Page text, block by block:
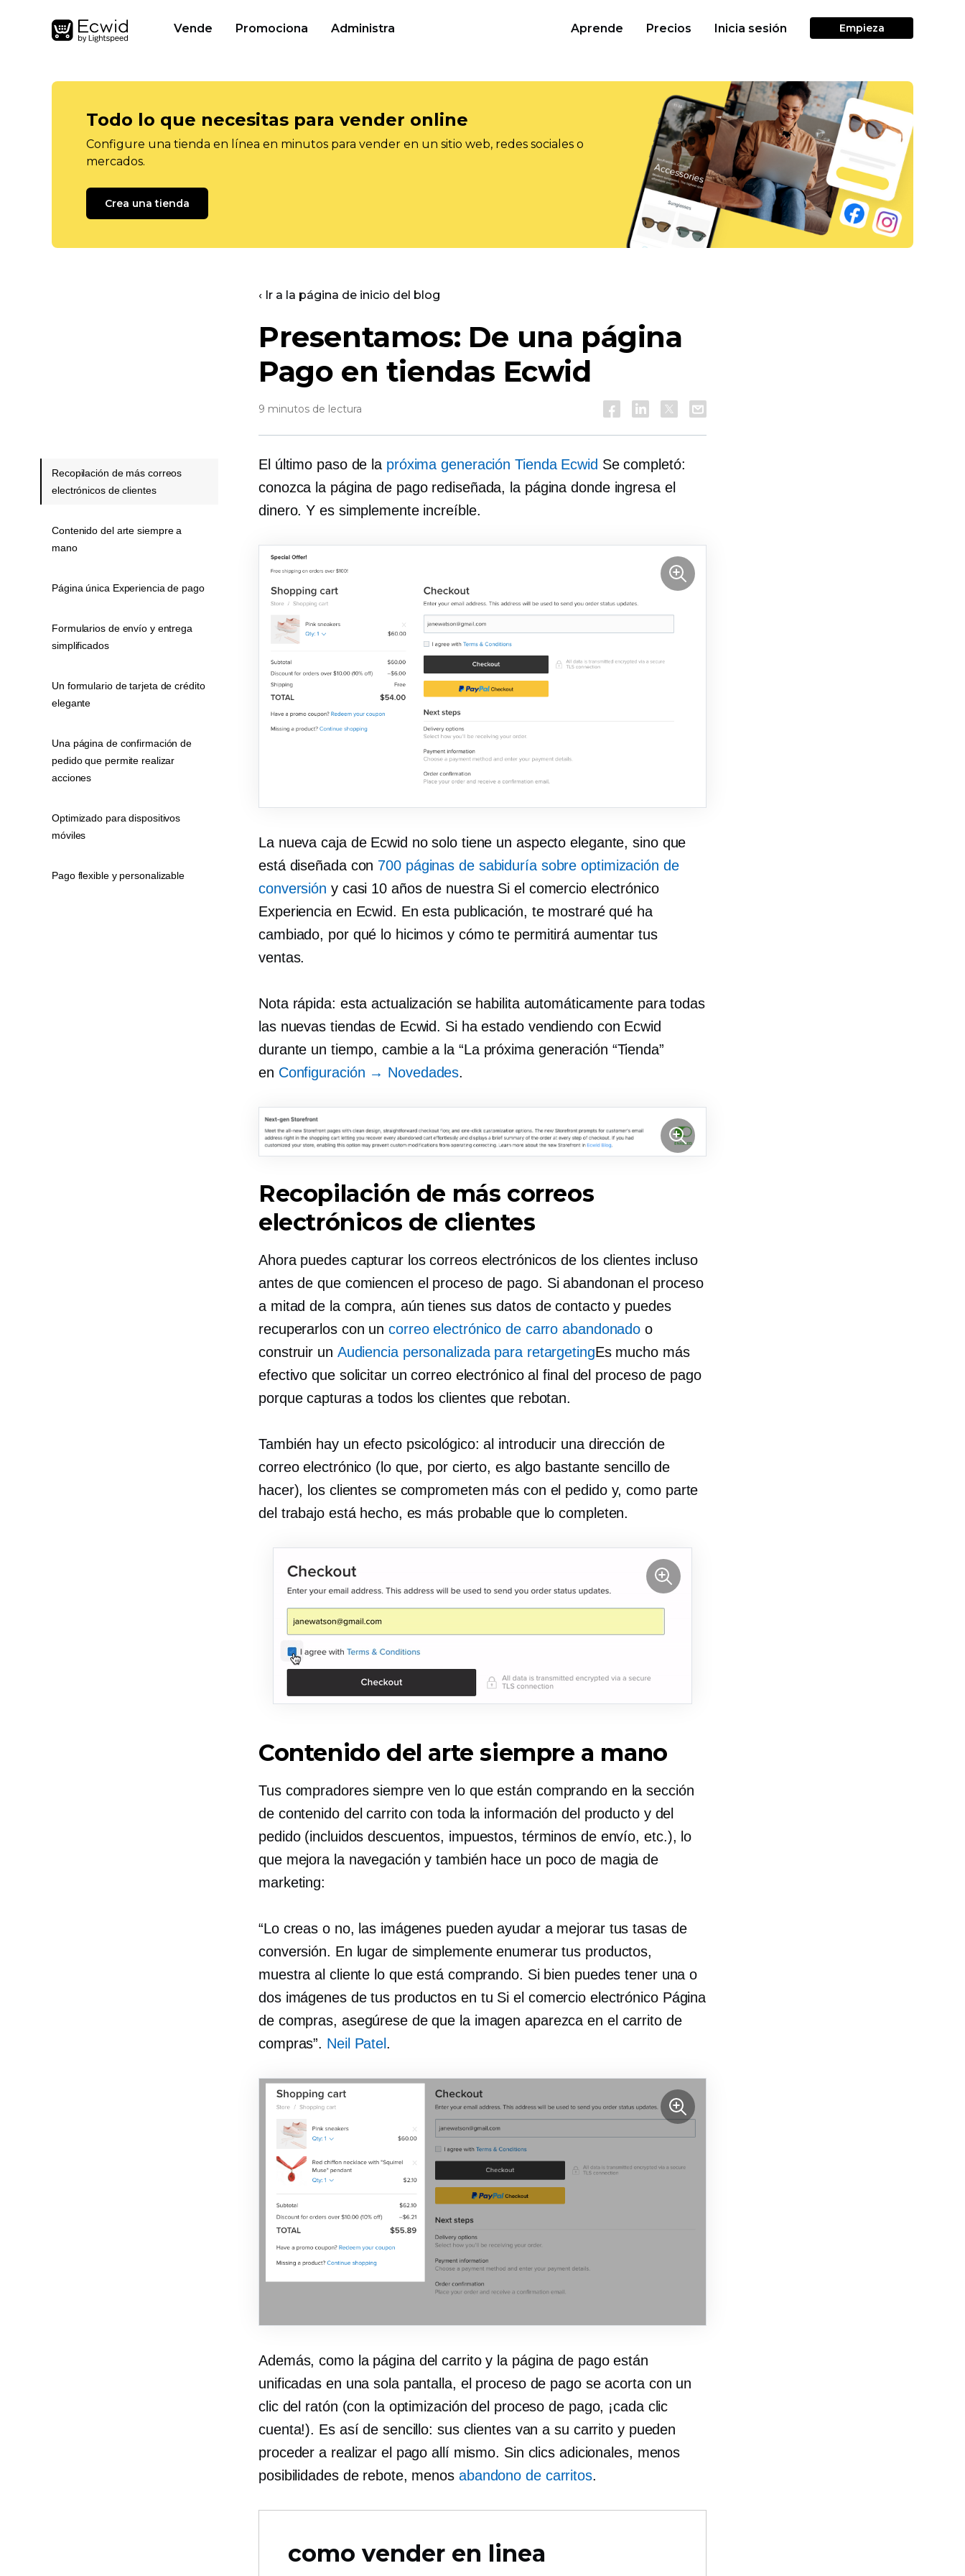
Vende Promociona Administra Aprende Precios Inicia sesión Empieza
Todo lo que necesitas para vender online
Configure una tienda en línea en minutos para vender en un sitio web, redes sociales o
mercados.
Crea una tienda
‹ Ir a la página de inicio del blog
Presentamos: De una página
Pago en tiendas Ecwid
9 minutos de lectura
El último paso de la próxima generación Tienda Ecwid Se completó:
conozca la página de pago rediseñada, la página donde ingresa el
dinero. Y es simplemente increíble.
La nueva caja de Ecwid no solo tiene un aspecto elegante, sino que
está diseñada con 700 páginas de sabiduría sobre optimización de
conversión y casi 10 años de nuestra Si el comercio electrónico
Experiencia en Ecwid. En esta publicación, te mostraré qué ha
cambiado, por qué lo hicimos y cómo te permitirá aumentar tus
ventas.
Nota rápida: esta actualización se habilita automáticamente para todas
las nuevas tiendas de Ecwid. Si ha estado vendiendo con Ecwid
durante un tiempo, cambie a la “La próxima generación “Tienda”
en Configuración → Novedades.
Recopilación de más correos
electrónicos de clientes
Ahora puedes capturar los correos electrónicos de los clientes incluso
antes de que comiencen el proceso de pago. Si abandonan el proceso
a mitad de la compra, aún tienes sus datos de contacto y puedes
recuperarlos con un correo electrónico de carro abandonado o
construir un Audiencia personalizada para retargetingEs mucho más
efectivo que solicitar un correo electrónico al final del proceso de pago
porque capturas a todos los clientes que rebotan.
También hay un efecto psicológico: al introducir una dirección de
correo electrónico (lo que, por cierto, es algo bastante sencillo de
hacer), los clientes se comprometen más con el pedido y, como parte
del trabajo está hecho, es más probable que lo completen.
Contenido del arte siempre a mano
Tus compradores siempre ven lo que están comprando en la sección
de contenido del carrito con toda la información del producto y del
pedido (incluidos descuentos, impuestos, términos de envío, etc.), lo
que mejora la navegación y también hace un poco de magia de
marketing:
“Lo creas o no, las imágenes pueden ayudar a mejorar tus tasas de
conversión. En lugar de simplemente enumerar tus productos,
muestra al cliente lo que está comprando. Si bien puedes tener una o
dos imágenes de tus productos en tu Si el comercio electrónicoPágina
de compras, asegúrese de que la imagen aparezca en el carrito de
compras”. Neil Patel .
Además, como la página del carrito y la página de pago están
unificadas en una sola pantalla, el proceso de pago se acorta con un
clic del ratón (con la optimización del proceso de pago, ¡cada clic
cuenta!). Es así de sencillo: sus clientes van a su carrito y pueden
proceder a realizar el pago allí mismo. Sin clics adicionales, menos
posibilidades de rebote, menos abandono de carritos.
como vender en linea
Recopilación de más correos
electrónicos de clientes
Contenido del arte siempre a
mano
Página única Experiencia de pago
Formularios de envío y entrega
simplificados
Un formulario de tarjeta de crédito
elegante
Una página de confirmación de
pedido que permite realizar
acciones
Optimizado para dispositivos
móviles
Pago flexible y personalizable